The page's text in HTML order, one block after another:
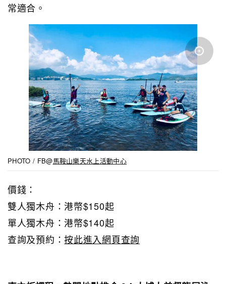
常適合。
PHOTO / FB@馬鞍山樂天水上活動中心
價錢：
雙人獨木舟：港幣$150起
單人獨木舟：港幣$140起
查詢及預約：按此進入網頁查詢